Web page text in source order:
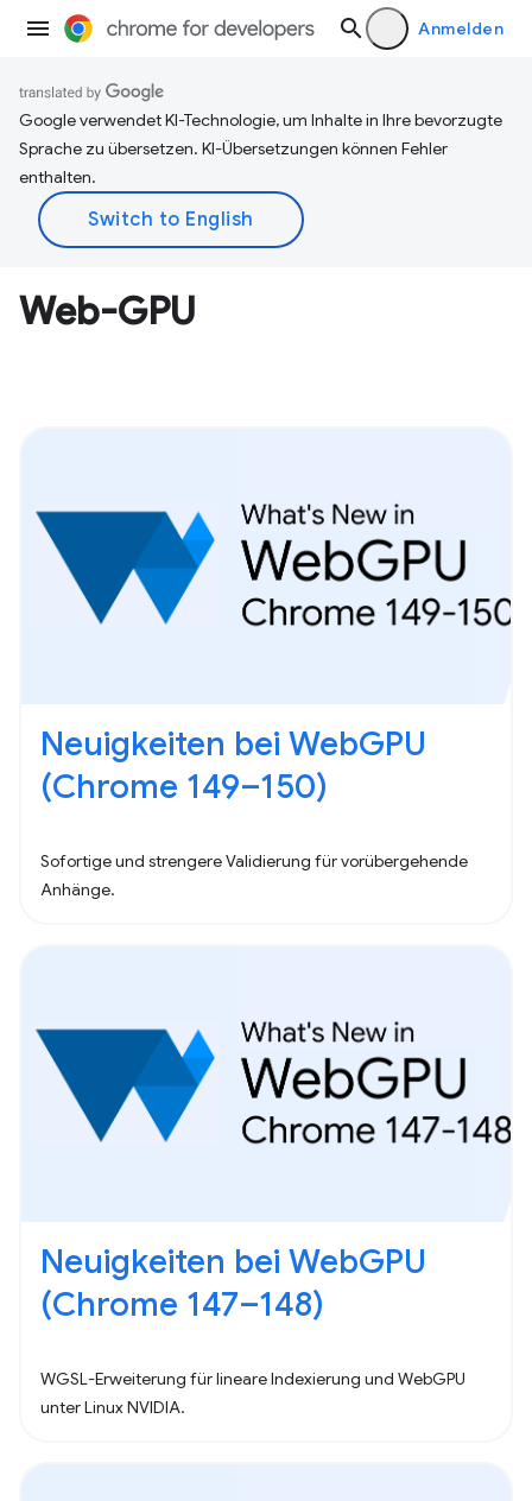
Anmelden
Google verwendet KI-Technologie, um Inhalte in Ihre bevorzugte
Sprache zu übersetzen. KI-Übersetzungen können Fehler
enthalten.
Web-GPU
Neuigkeiten bei WebGPU
(Chrome 149–150)
Sofortige und strengere Validierung für vorübergehende
Anhänge.
Neuigkeiten bei WebGPU
(Chrome 147–148)
WGSL-Erweiterung für lineare Indexierung und WebGPU
unter Linux NVIDIA.